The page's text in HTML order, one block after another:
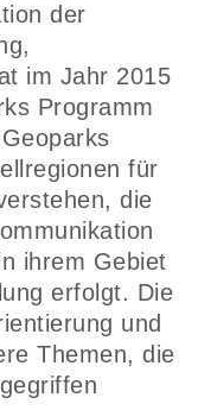
der
im Jahr 2015
Programm
für
die
ihrem Gebiet
erfolgt. Die
und
Themen, die